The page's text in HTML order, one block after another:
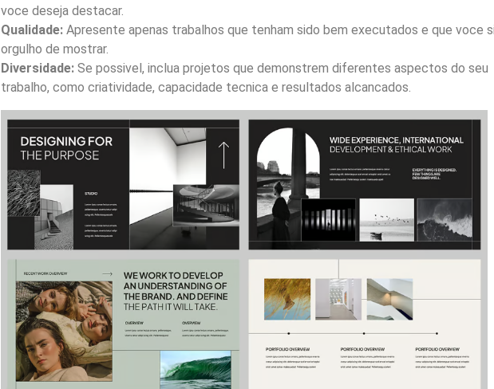
voce deseja destacar.
Qualidade:Apresente apenas trabalhos que tenham sido bem executados e que voce
orgulho de mostrar.
Diversidade:Se possivel, inclua projetos que demonstrem diferentes aspectos do seu
trabalho, como criatividade, capacidade tecnica e resultados alcancados.